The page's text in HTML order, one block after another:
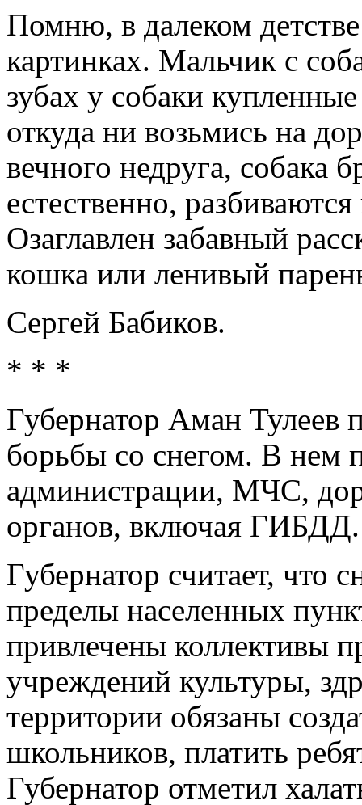
Помню, в далеком
картинках. Мальчик с
зубах у собаки
откуда ни возьмись на
вечного недруга, собака
естественно,
Озаглавлен забавный
кошка или ленивый
Сергей Бабиков.
* * *
Губернатор Аман Тулеев
борьбы со снегом. В нем
администрации, МЧС,
органов, включая ГИБДД.
Губернатор считает, что
пределы населенных
привлечены коллективы
учреждений культуры,
территории обязаны
школьников, платить
Губернатор отметил